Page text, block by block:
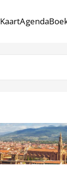
KaartAgenda